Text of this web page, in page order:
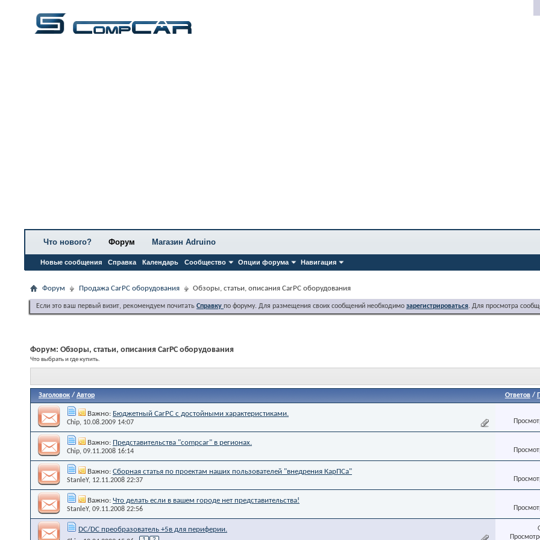
Что нового? Форум
Новые сообщения Справка Календарь Сообщество Опции форума Навигация
Магазин Adruino
Форум Продажа CarPC оборудования Обзоры, статьи, описания CarPC оборудования
Если это ваш первый визит, рекомендуем почитать Справку по форуму. Для размещения своих сообщений необходимо зарегистрироваться. Для просмотра
Форум: Обзоры, статьи, описания CarPC оборудования
Что выбрать и где купить.
Заголовок / Автор Ответов/
Важно: Бюджетный CarPC с достойными характеристиками.
Chip, 10.08.2009 14:07
Важно: Представительства "compcar" в регионах.
Chip, 09.11.2008 16:14
Важно: Cборная статья по проектам наших пользователей "внедрения КарПСа"
StanleY, 12.11.2008 22:37
Важно: Что делать если в вашем городе нет представительства!
StanleY, 09.11.2008 22:56
DC/DC преобразователь +5в для периферии.